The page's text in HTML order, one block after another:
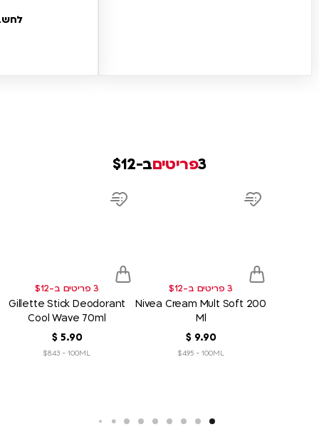
3פריטיםב-$12
Add
3 פריטים ב-$12
Gillette Stick Deodorant
Cool Wave 70ml
5.90
$
$8.43 - 100ML
Add
3 פריטים ב-$12
Nivea Cream Mult Soft 200
Ml
9.90
$
$4.95 - 100ML